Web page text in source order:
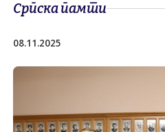
Српска памти
08.11.2025